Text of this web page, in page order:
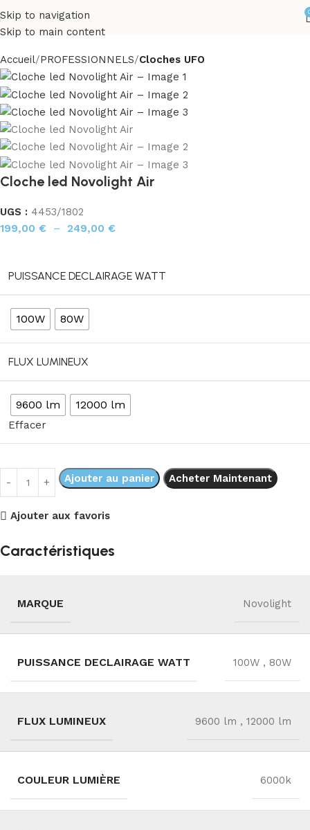
Skip to navigation
Skip to main content
Accueil PROFESSIONNELS Cloches UFO
Cloche led Novolight Air
UGS : 4453/1802
199,00 € – 249,00 €
PUISSANCE DECLAIRAGE WATT
100W 80W
FLUX LUMINEUX
9600 lm 12000 lm
Effacer
Ajouter au panier Acheter Maintenant
Ajouter aux favoris
Caractéristiques
MARQUE Novolight
PUISSANCE DECLAIRAGE WATT 100W , 80W
FLUX LUMINEUX 9600 lm , 12000 lm
COULEUR LUMIÈRE 6000k